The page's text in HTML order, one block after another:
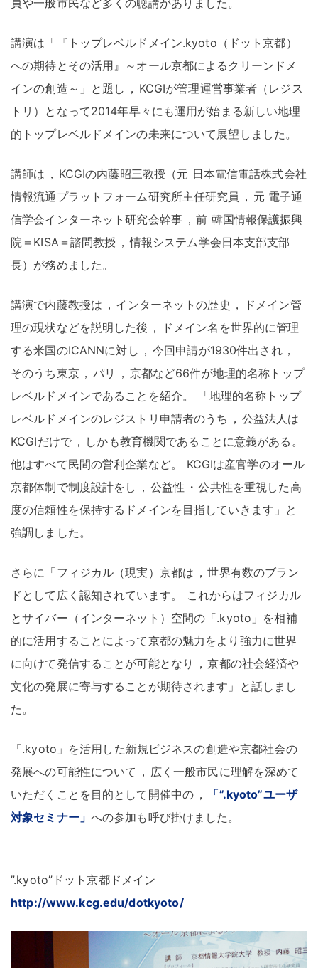
講演は「『トップレベルドメイン.kyoto（ドット京都）
への期待とその活用』～オール京都によるクリーンドメ
インの創造～」と題し ， KCGIが管理運営事業者（レジス
トリ）となって2014年早々にも運用が始まる新しい地理
的トップレベルドメインの未来について展望しました 。
講師は ， KCGIの内藤昭三教授（元 日本電信電話株式会社
情報流通プラットフォーム研究所主任研究員 ， 元 電子通
信学会インターネット研究会幹事 ， 前 韓国情報保護振興
院＝KISA＝諮問教授 ， 情報システム学会日本支部支部
長）が務めました 。
講演で内藤教授は ， インターネットの歴史 ，
ドメイン管
理の現状などを説明した後 ，
ドメイン名を世界的に管理
する米国のICANNに対し ， 今回申請が1930件出され ，
そのうち東京 ， パリ ， 京都など66件が地理的名称トップ
レベルドメインであることを紹介。
「地理的名称トップ
レベルドメインのレジストリ申請者のうち ， 公益法人は
KCGIだけで ， しかも教育機関であることに意義がある 。
他はすべて民間の営利企業など。
KCGIは産官学のオール
京都体制で制度設計をし ， 公益性 ・ 公共性を重視した高
度の信頼性を保持するドメインを目指していきます」と
強調しました 。
さらに「フィジカル（現実）京都は ， 世界有数のブラン
ドとして広く認知されています。
これからはフィジカル
とサイバー（インターネット）空間の「.kyoto」を相補
的に活用することによって京都の魅力をより強力に世界
に向けて発信することが可能となり
， 京都の社会経済や
文化の発展に寄与することが期待されます」と話しまし
た 。
「.kyoto」を活用した新規ビジネスの創造や京都社会の
発展への可能性について ， 広く一般市民に理解を深めて
いただくことを目的として開催中の ，
「”.kyoto”ユーザ
対象セミナー」 への参加も呼び掛けました 。
”.kyoto”ドット京都ドメイン
http://www.kcg.edu/dotkyoto/